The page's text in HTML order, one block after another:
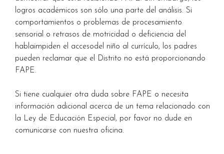
logros académicos son sólo una parte del análisis. Si
comportamientos o problemas de procesamiento
sensorial o retrasos de motricidad o deficiencia del
hablaimpiden el accesodel niño al currículo, los padres
pueden reclamar que el Distrito no está proporcionando
FAPE.
Si tiene cualquier otra duda sobre FAPE o necesita
información adicional acerca de un tema relacionado con
la Ley de Educación Especial, por favor no dude en
comunicarse con nuestra oficina.